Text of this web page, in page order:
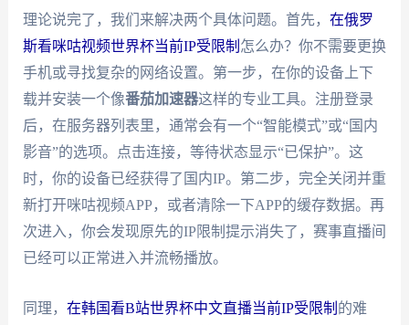
理论说完了，我们来解决两个具体问题。首先， 在俄罗
斯看咪咕视频世界杯当前IP受限制 怎么办？你不需要更换
手机或寻找复杂的网络设置。第一步，在你的设备上下
载并安装一个像番茄加速器这样的专业工具。注册登录
后，在服务器列表里，通常会有一个“智能模式”或“国内
影音”的选项。点击连接，等待状态显示“已保护”。这
时，你的设备已经获得了国内IP。第二步，完全关闭并重
新打开咪咕视频APP，或者清除一下APP的缓存数据。再
次进入，你会发现原先的IP限制提示消失了，赛事直播间
已经可以正常进入并流畅播放。
同理， 在韩国看B站世界杯中文直播当前IP受限制 的难